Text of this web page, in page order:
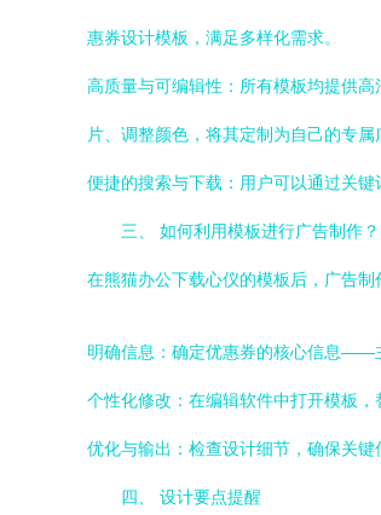
惠券设计模板，满足多样化需求。
高质量与可编辑性：所有模板均提供
片、调整颜色，将其定制为自己的专属
便捷的搜索与下载：用户可以通过关键
三、 如何利用模板进行广告制作？
在熊猫办公下载心仪的模板后，广告制
明确信息：确定优惠券的核心信息——
个性化修改：在编辑软件中打开模板
优化与输出：检查设计细节，确保关
四、 设计要点提醒